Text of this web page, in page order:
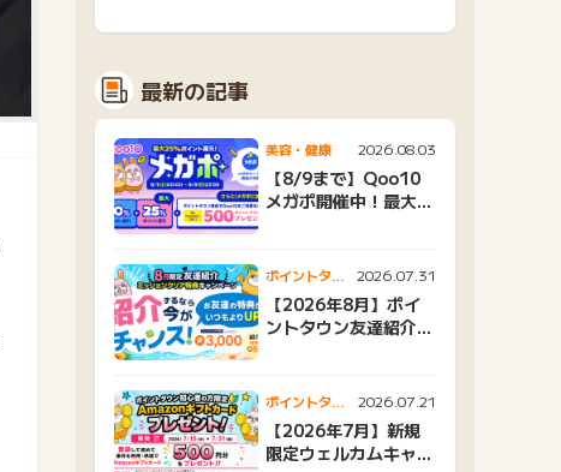
最新の記事
美容・健康 2026.08.03
【8/9まで】Qoo10
メガポ開催中！最大
ポイントタウ
ンニュース
2026.07.31
【2026年8月】ポイ
ントタウン友達紹介キ
ポイントタウ
ンニュース
2026.07.21
【2026年7月】新規
限定ウェルカムキャン